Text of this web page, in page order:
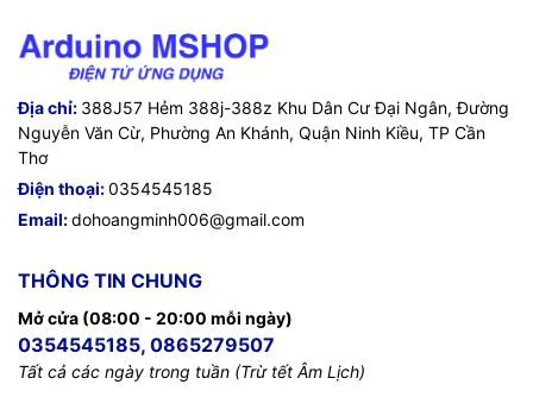
Địa chỉ: 388J57 Hẻm 388j-388z Khu Dân Cư Đại Ngân, Đường
Nguyễn Văn Cừ, Phường An Khánh, Quận Ninh Kiều, TP Cần
Thơ
Điện thoại:0354545185
Email:dohoangminh006@gmail.com
THÔNG TIN CHUNG
Mở cửa (08:00 - 20:00 mỗi ngày)
0354545185, 0865279507
Tất cả các ngày trong tuần (Trừ tết Âm Lịch)